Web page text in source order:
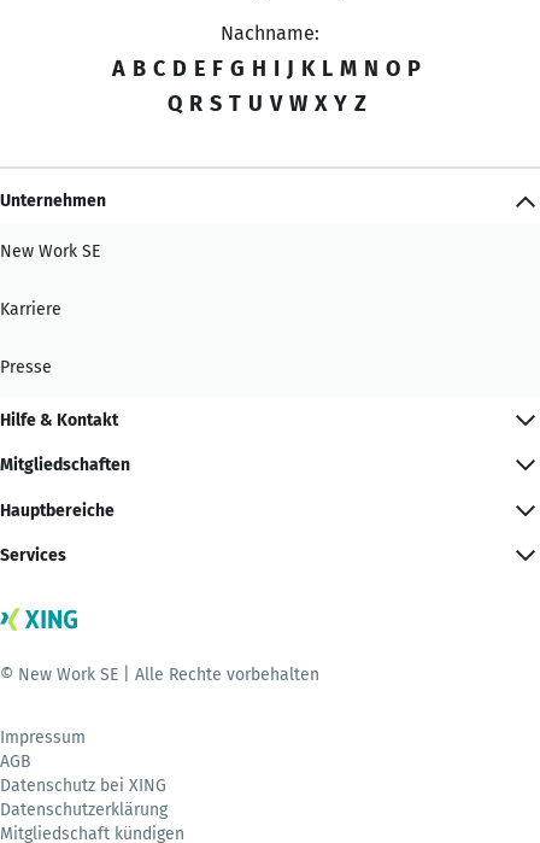
Nachname:
A B C D E F G H I J K L M N O P
Q R S T U V W X Y Z
Unternehmen
New Work SE
Karriere
Presse
Hilfe & Kontakt
Mitgliedschaften
Hauptbereiche
Services
© New Work SE | Alle Rechte vorbehalten
Impressum
AGB
Datenschutz bei XING
Datenschutzerklärung
Mitgliedschaft kündigen